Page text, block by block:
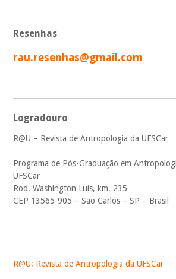
Resenhas
rau.resenhas@gmail.com
Logradouro
R@U – Revista de Antropologia da UFSCar
Programa de Pós-Graduação em
UFSCar
Rod. Washington Luís, km. 235
CEP 13565-905 – São Carlos – SP – Brasil
R@U: Revista de Antropologia da UFSCar